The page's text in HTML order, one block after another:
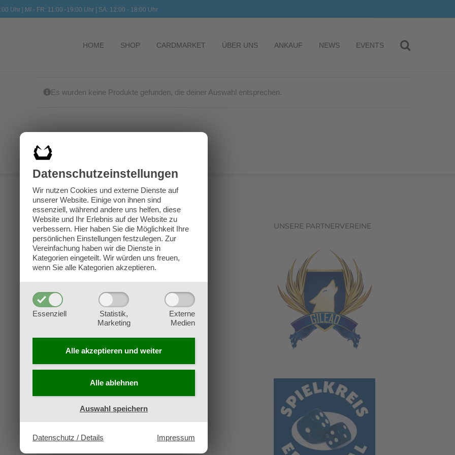
Datenschutz­einstellungen
Wir nutzen Cookies und externe Dienste auf
unserer Website. Einige von ihnen sind
essenziell, während andere uns helfen, diese
Website und Ihr Erlebnis auf der Website zu
verbessern. Hier haben Sie die Möglichkeit Ihre
persönlichen Einstellungen festzulegen. Zur
Vereinfachung haben wir die Dienste in
Kategorien eingeteilt. Wir würden uns freuen,
wenn Sie alle Kategorien akzeptieren.
Essenziell
Statistik,
Marketing
Externe
Medien
Alle akzeptieren und weiter
Alle ablehnen
Auswahl speichern
Datenschutz / Details Impressum
Uhr | MI - FR: 11:00 -19:00 Uhr | SA: 12:00 - 18:00 Uhr
HOME SHOP CARDMARKET ÜBER UNS ANKAUF NEWS EVENTS
Es wurden keine Produkte gefunden, die deiner Auswahl entsprechen.
Kontakt
Impressum
Datenschutz
Widerruf
UNSERE PARTNERVEREINE